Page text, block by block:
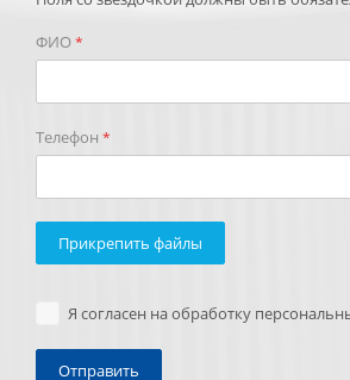
ФИО*
Телефон *
Прикрепить файлы
Я согласен на обработку